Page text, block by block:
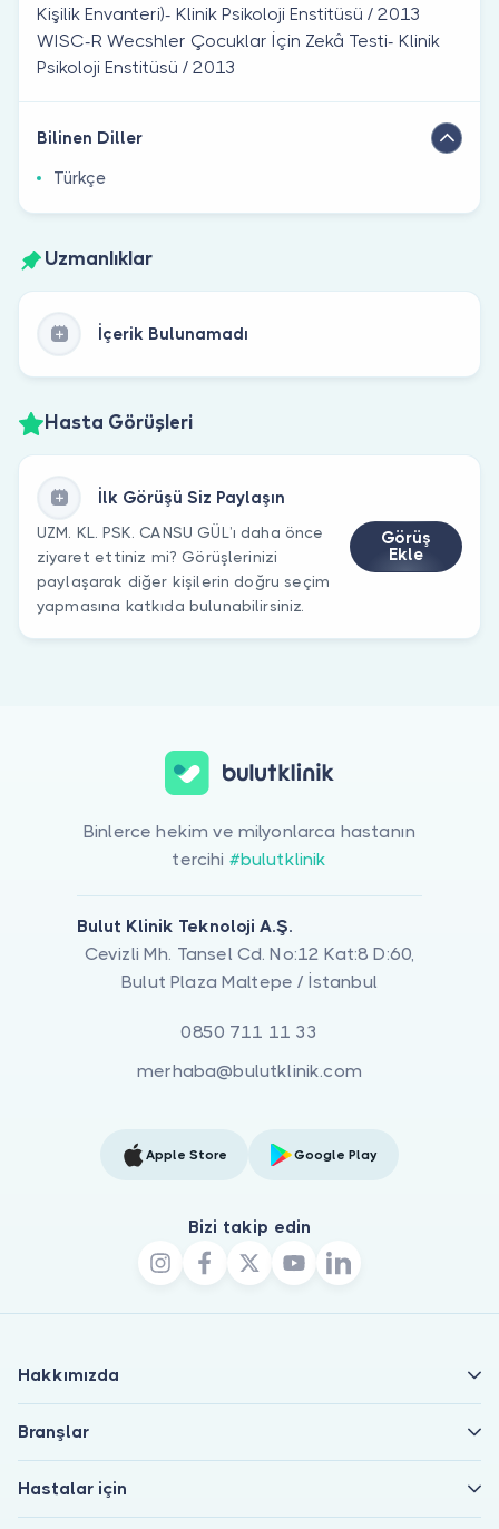
Kişilik Envanteri)- Klinik Psikoloji Enstitüsü / 2013
WISC-R Wecshler Çocuklar İçin Zekâ Testi- Klinik
Psikoloji Enstitüsü / 2013 ​
Bilinen Diller
Türkçe
Uzmanlıklar
İçerik Bulunamadı
Hasta Görüşleri
İlk Görüşü Siz Paylaşın
UZM. KL. PSK. CANSU GÜL’ı daha önce
ziyaret ettiniz mi? Görüşlerinizi
paylaşarak diğer kişilerin doğru seçim
yapmasına katkıda bulunabilirsiniz.
Görüş
Ekle
Binlerce hekim ve milyonlarca hastanın
tercihi #bulutklinik
Bulut Klinik Teknoloji A.Ş.
Cevizli Mh. Tansel Cd. No:12 Kat:8 D:60,
Bulut Plaza Maltepe / İstanbul
0850 711 11 33
merhaba@bulutklinik.com
Apple Store Google Play
Bizi takip edin
Hakkımızda
Branşlar
Hastalar için